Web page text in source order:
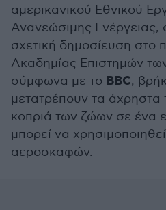
αμερικανικού Εθνικού
Ανανεώσιμης Ενέργειας,
σχετική δημοσίευση στο
Ακαδημίας Επιστημών
σύμφωνα με το BBC,
μετατρέπουν τα άχρηστα
κοπριά των ζώων σε ένα
μπορεί να
αεροσκαφών.